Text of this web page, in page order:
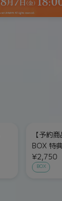
【予約
BOX 特
¥2,750
BOX